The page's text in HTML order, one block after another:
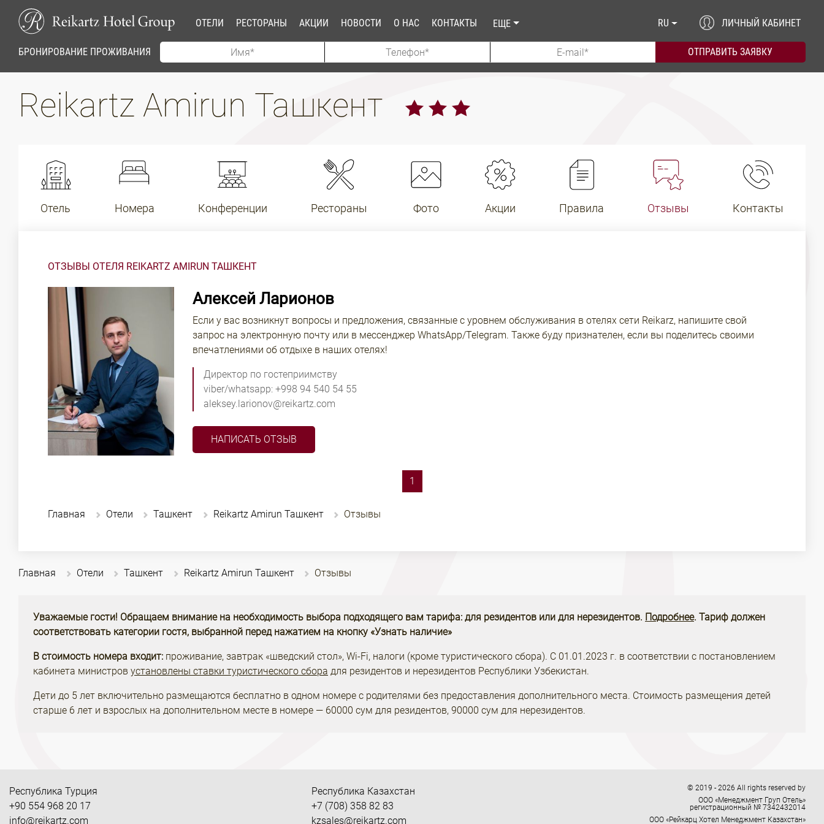
ОТЕЛИ РЕСТОРАНЫ АКЦИИ НОВОСТИ О НАС КОНТАКТЫ ЕЩЕ RU ЛИЧНЫЙ КАБИНЕТ
БРОНИРОВАНИЕ ПРОЖИВАНИЯ
Reikartz Amirun Ташкент
Отель Номера Конференции Рестораны Фото Акции Правила Отзывы Контакты
ОТЗЫВЫ ОТЕЛЯ REIKARTZ AMIRUN ТАШКЕНТ
Алексей Ларионов
Если у вас возникнут вопросы и предложения, связанные с уровнем обслуживания в отелях сети Reikarz, напишите свой
запрос на электронную почту или в мессенджер WhatsApp/Telegram. Также буду признателен, если вы поделитесь своими
впечатлениями об отдыхе в наших отелях!
Директор по гостеприимству
viber/whatsapp: +998 94 540 54 55
aleksey.larionov@reikartz.com
НАПИСАТЬ ОТЗЫВ
1
Главная Отели Ташкент Reikartz Amirun Ташкент Отзывы
Главная Отели Ташкент Reikartz Amirun Ташкент Отзывы
Уважаемые гости! Обращаем внимание на необходимость выбора подходящего вам тарифа: для резидентов или для нерезидентов. Подробнее. Тариф должен
соответствовать категории гостя, выбранной перед нажатием на кнопку «Узнать наличие»
В стоимость номера входит: проживание, завтрак «шведский стол», Wi-Fi, налоги (кроме туристического сбора). С 01.01.2023 г. в соответствии с постановлением
кабинета министров установлены ставки туристического сбора для резидентов и нерезидентов Республики Узбекистан.
Дети до 5 лет включительно размещаются бесплатно в одном номере с родителями без предоставления дополнительного места. Стоимость размещения детей
старше 6 лет и взрослых на дополнительном месте в номере — 60000 сум для резидентов, 90000 сум для нерезидентов.
Республика Турция
+90 554 968 20 17
info@reikartz.com
Республика Казахстан
+7 (708) 358 82 83
kzsales@reikartz.com
© 2019 - 2026 All rights reserved by
ООО «Менеджмент Груп Отель»
регистрационный № 7342432014
ООО «Рейкарц Хотел Менеджмент Казахстан»